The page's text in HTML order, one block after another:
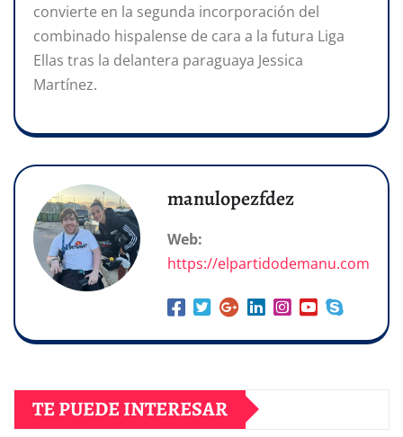
convierte en la segunda incorporación del
combinado hispalense de cara a la futura Liga
Ellas tras la delantera paraguaya Jessica
Martínez.
manulopezfdez
Web:
https://elpartidodemanu.com
TE PUEDE INTERESAR